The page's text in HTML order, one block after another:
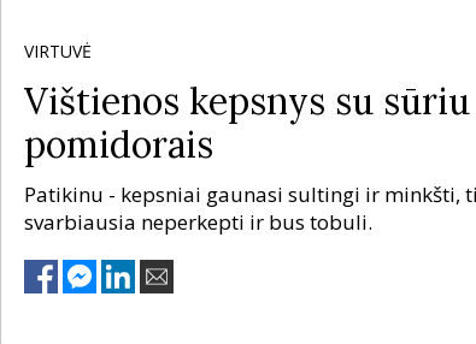
VIRTUVĖ
Vištienos kepsnys su
pomidorais
Patikinu - kepsniai gaunasi sultingi ir minkšti,
svarbiausia neperkepti ir bus tobuli.